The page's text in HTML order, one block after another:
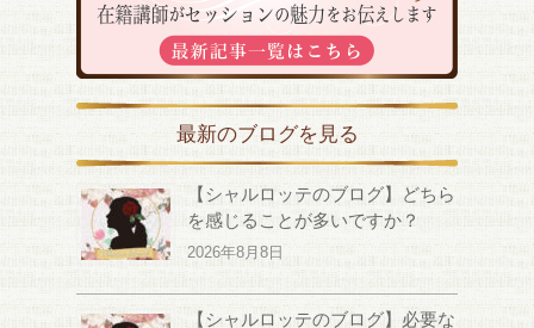
最新のブログを見る
【シャルロッテのブログ】どちら
を感じることが多いですか？
2026年8月8日
【シャルロッテのブログ】必要な